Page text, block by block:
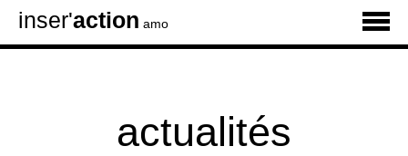
inser'action amo
actualités